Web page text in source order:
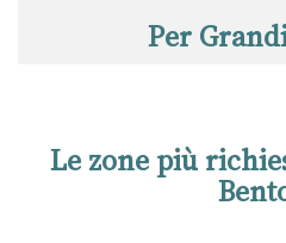
Per
Le zone più